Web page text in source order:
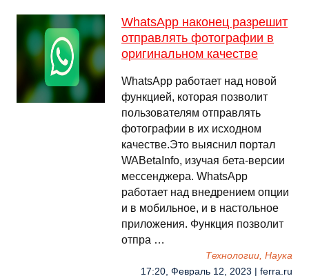
WhatsApp наконец разрешит
отправлять фотографии в
оригинальном качестве
WhatsApp работает над новой
функцией, которая позволит
пользователям отправлять
фотографии в их исходном
качестве.Это выяснил портал
WABetaInfo, изучая бета-версии
мессенджера. WhatsApp
работает над внедрением опции
и в мобильное, и в настольное
приложения. Функция позволит
отпра …
Технологии, Наука
17:20, Февраль 12, 2023 | ferra.ru